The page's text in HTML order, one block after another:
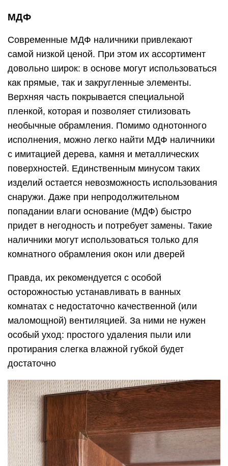
МДФ
Современные МДФ наличники привлекают
самой низкой ценой. При этом их ассортимент
довольно широк: в основе могут использоваться
как прямые, так и закругленные элементы.
Верхняя часть покрывается специальной
пленкой, которая и позволяет стилизовать
необычные обрамления. Помимо однотонного
исполнения, можно легко найти МДФ наличники
с имитацией дерева, камня и металлических
поверхностей. Единственным минусом таких
изделий остается невозможность использования
снаружи. Даже при непродолжительном
попадании влаги основание (МДФ) быстро
придет в негодность и потребует замены. Такие
наличники могут использоваться только для
комнатного обрамления окон или дверей
Правда, их рекомендуется с особой
осторожностью устанавливать в ванных
комнатах с недостаточно качественной (или
маломощной) вентиляцией. За ними не нужен
особый уход: простого удаления пыли или
протирания слегка влажной губкой будет
достаточно